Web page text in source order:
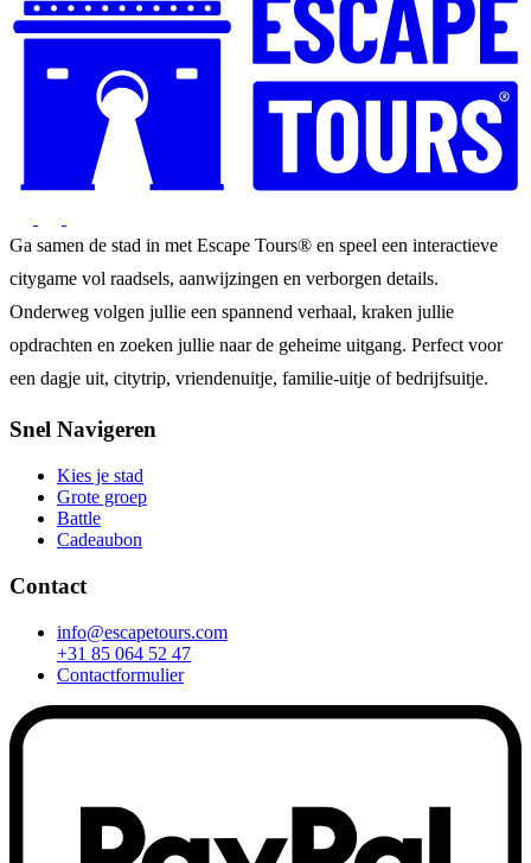
Ga samen de stad in met Escape Tours® en speel een interactieve
citygame vol raadsels, aanwijzingen en verborgen details.
Onderweg volgen jullie een spannend verhaal, kraken jullie
opdrachten en zoeken jullie naar de geheime uitgang. Perfect voor
een dagje uit, citytrip, vriendenuitje, familie-uitje of bedrijfsuitje.
Snel Navigeren
Kies je stad
Grote groep
Battle
Cadeaubon
Contact
info@escapetours.com
+31 85 064 52 47
Contactformulier